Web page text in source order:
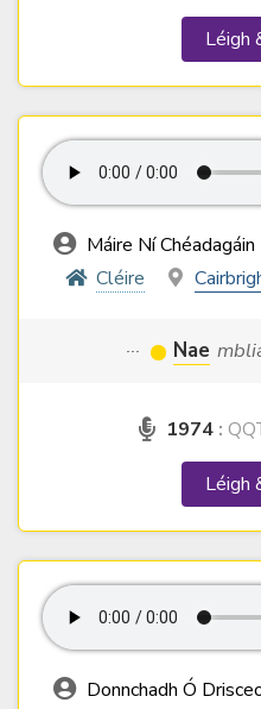
Léigh
Máire Ní Chéadagáin
Cléire
··· Nae
1974 :
Léigh
Donnchadh Ó